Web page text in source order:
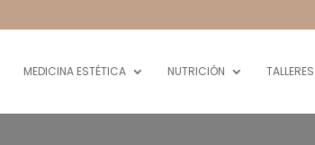
MEDICINA ESTÉTICA NUTRICIÓN TALLERES